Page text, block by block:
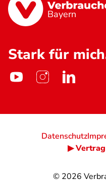
Bayern
Stark für
© 2026
Datenschutz
▶